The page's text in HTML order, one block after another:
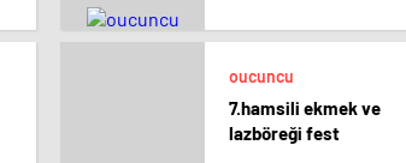
oucuncu
7.hamsili ekmek ve
lazböreği fest